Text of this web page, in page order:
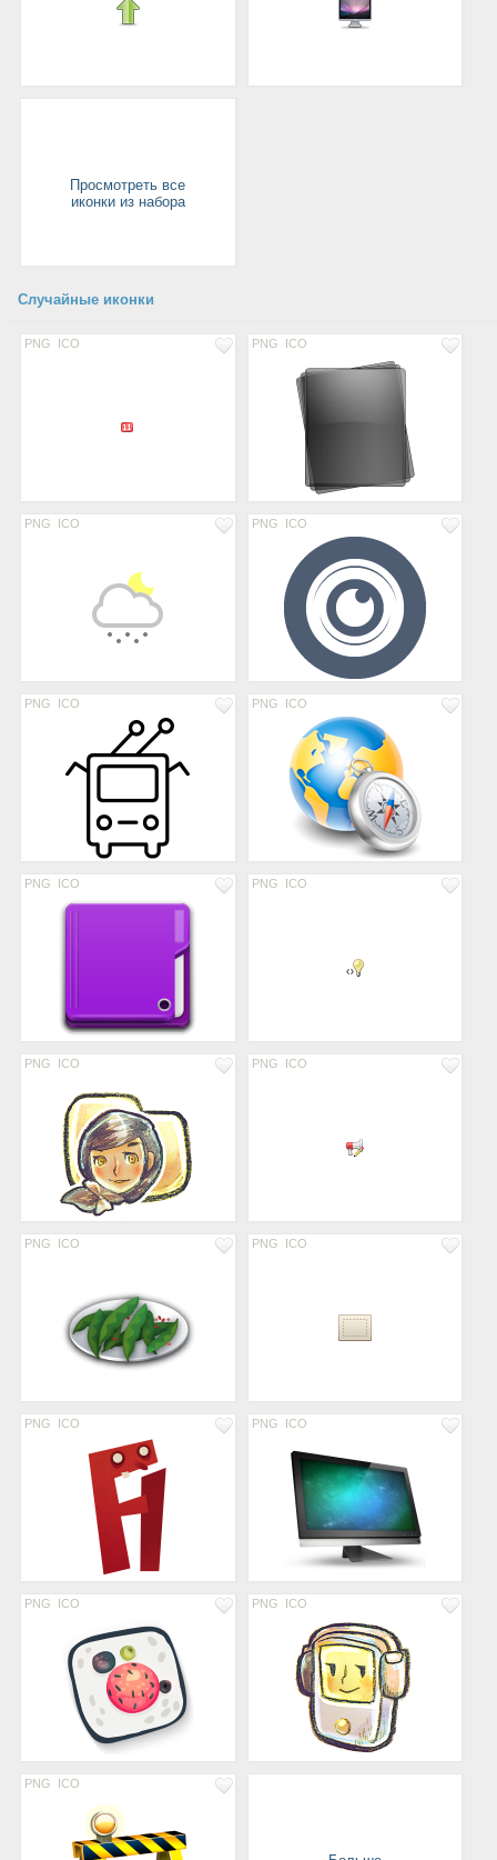
Просмотреть все
иконки из набора
Случайные иконки
PNG ICO PNG ICO
PNG ICO PNG ICO
PNG ICO PNG ICO
PNG ICO PNG ICO
PNG ICO PNG ICO
PNG ICO PNG ICO
PNG ICO PNG ICO
PNG ICO PNG ICO
PNG ICO